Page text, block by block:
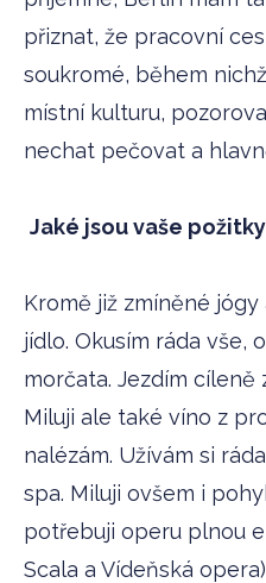
přiznat, že pracovní
soukromé, během
místní kulturu,
nechat pečovat a
Jaké jsou vaše
Kromě již zmíněné
jídlo. Okusím ráda vše,
morčata. Jezdím cíleně
Miluji ale také víno z
nalézám. Užívám si
spa. Miluji ovšem i
potřebuji operu plnou
Scala a Vídeňská